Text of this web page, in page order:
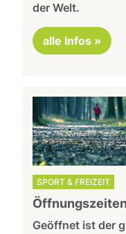
der Welt.
alle Infos »
SPORT & FREIZEIT
Geöffnet ist der